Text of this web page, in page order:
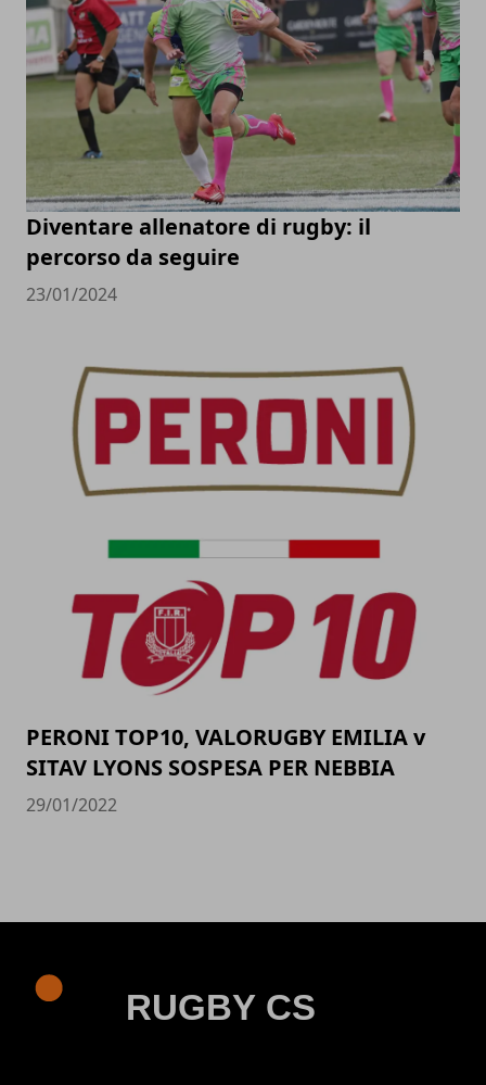
Diventare allenatore di rugby: il
percorso da seguire
23/01/2024
PERONI TOP10, VALORUGBY EMILIA v
SITAV LYONS SOSPESA PER NEBBIA
29/01/2022